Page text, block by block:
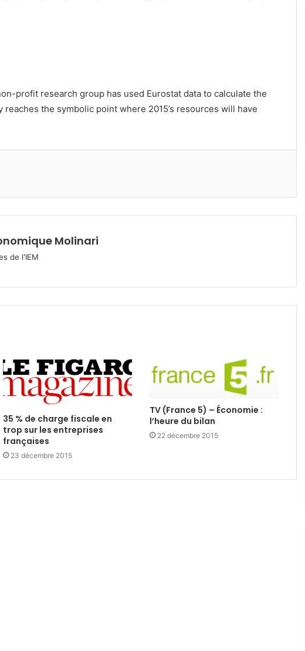
profit research group has used Eurostat data to calculate the
the symbolic point where 2015’s resources will have
Molinari
de l'IEM
35 % de charge fiscale en
trop sur les entreprises
françaises
23 décembre 2015
TV (France 5) – Économie :
l’heure du bilan
22 décembre 2015